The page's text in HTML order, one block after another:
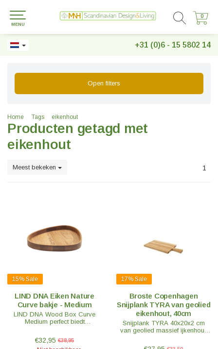
+31 (0)6 - 15 5802 14
0
0
MENU
Open filters
Home Tags eikenhout
Producten getagd met
eikenhout
Meest bekeken 1
15% Sale
LIND DNA Eiken Nature
Curve bakje - Medium
LIND DNA Wood Box Curve
Medium perfect biedt
kleine woonaccessoires maar
kan ook gebruikt worden voor
€32,95 €38,95
17% Sale
Broste Copenhagen
Snijplank TYRA van geolied
eikenhout, 40cm
Snijplank TYRA 40x20x2 cm
van geolied massief ijkenhout.
de snijplank ook prachtig in de